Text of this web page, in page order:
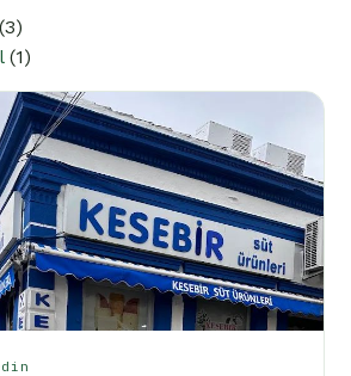
(3)
(1)